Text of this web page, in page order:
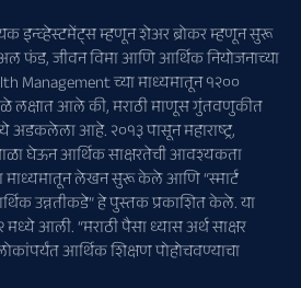
इन्व्हेस्टमेंट्स म्हणून शेअर ब्रोकर म्हणून सुरू
फंड, जीवन विमा आणि आर्थिक नियोजनाच्या
Management च्या माध्यमातून १२००
लक्षात आले की, मराठी माणूस गुंतवणुकीत
अडकलेला आहे. २०१३ पासून महाराष्ट्र,
घेऊन आर्थिक साक्षरतेची आवश्यकता
माध्यमातून लेखन सुरू केले आणि “स्मार्ट
उन्नतीकडे” हे पुस्तक प्रकाशित केले. या
आली. “मराठी पैसा ध्यास अर्थ साक्षर
आर्थिक शिक्षण पोहोचवण्याचा